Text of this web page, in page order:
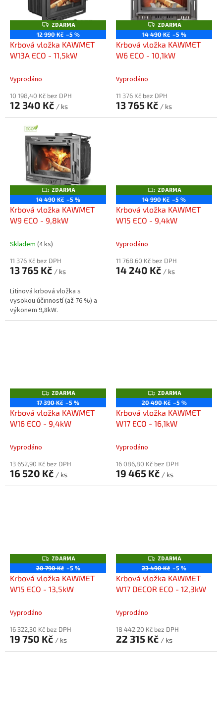
Z
D
A
R
M
A
ZDARMA
12 990 Kč –5 %
Krbová vložka KAWMET
W13A ECO - 11,5kW
Vyprodáno
10 198,40 Kč bez DPH
12 340 Kč / ks
Z
D
A
R
M
A
ZDARMA
14 490 Kč –5 %
Krbová vložka KAWMET
W6 ECO - 10,1kW
Vyprodáno
11 376 Kč bez DPH
13 765 Kč / ks
Z
D
A
R
M
A
ZDARMA
14 490 Kč –5 %
Krbová vložka KAWMET
W9 ECO - 9,8kW
Skladem (4 ks)
11 376 Kč bez DPH
13 765 Kč / ks
Litinová krbová vložka s
vysokou účinností (až 76 %) a
výkonem 9,8kW.
Z
D
A
R
M
A
ZDARMA
14 990 Kč –5 %
Krbová vložka KAWMET
W15 ECO - 9,4kW
Vyprodáno
11 768,60 Kč bez DPH
14 240 Kč / ks
Z
D
A
R
M
A
ZDARMA
17 390 Kč –5 %
Krbová vložka KAWMET
W16 ECO - 9,4kW
Vyprodáno
13 652,90 Kč bez DPH
16 520 Kč / ks
Z
D
A
R
M
A
ZDARMA
20 490 Kč –5 %
Krbová vložka KAWMET
W17 ECO - 16,1kW
Vyprodáno
16 086,80 Kč bez DPH
19 465 Kč / ks
Z
D
A
R
M
A
ZDARMA
20 790 Kč –5 %
Krbová vložka KAWMET
W15 ECO - 13,5kW
Vyprodáno
16 322,30 Kč bez DPH
19 750 Kč / ks
Z
D
A
R
M
A
ZDARMA
23 490 Kč –5 %
Krbová vložka KAWMET
W17 DECOR ECO - 12,3kW
Vyprodáno
18 442,20 Kč bez DPH
22 315 Kč / ks